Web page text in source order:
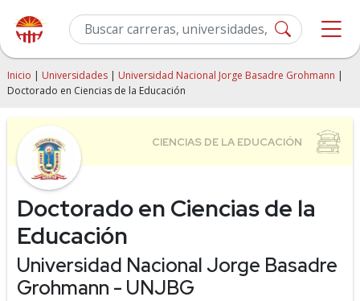
Inicio | Universidades | Universidad Nacional Jorge Basadre Grohmann |
Doctorado en Ciencias de la Educación
Doctorado en Ciencias de la
Educación
Universidad Nacional Jorge Basadre
Grohmann - UNJBG